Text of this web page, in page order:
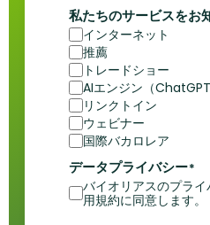
私たちのサービスをお
インターネット
推薦
トレードショー
AIエンジン（ChatGPT
リンクトイン
ウェビナー
国際バカロレア
データプライバシー*
バイオリアスのプラ
用規約に同意します。